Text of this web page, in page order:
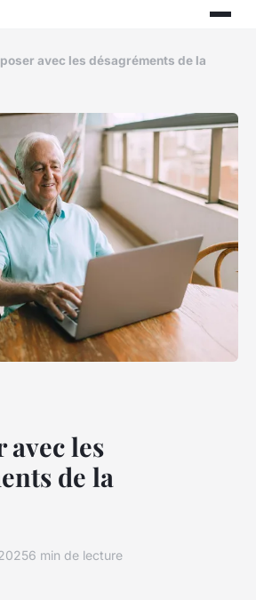
avec les désagréments de la
avec les
de la
6 min de lecture